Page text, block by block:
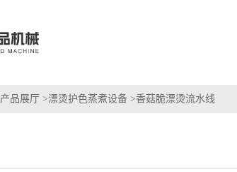
产品展厅 >漂烫护色蒸煮设备 >香菇脆漂烫流水线